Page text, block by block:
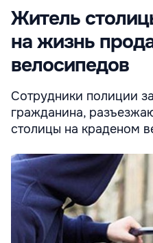
Житель
на жизнь
велосипедов
Сотрудники полиции
гражданина,
столицы на краденом